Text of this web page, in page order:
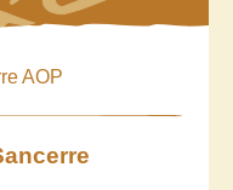
AOP